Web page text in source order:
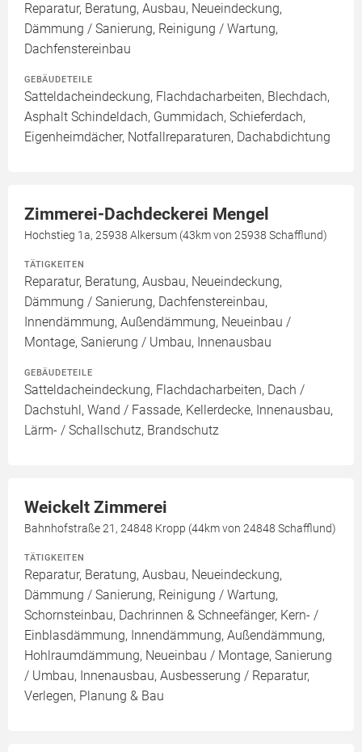
Reparatur, Beratung, Ausbau, Neueindeckung,
Dämmung / Sanierung, Reinigung / Wartung,
Dachfenstereinbau
GEBÄUDETEILE
Satteldacheindeckung, Flachdacharbeiten, Blechdach,
Asphalt Schindeldach, Gummidach, Schieferdach,
Eigenheimdächer, Notfallreparaturen, Dachabdichtung
Zimmerei-Dachdeckerei Mengel
Hochstieg 1a, 25938 Alkersum (43km von 25938 Schafflund)
TÄTIGKEITEN
Reparatur, Beratung, Ausbau, Neueindeckung,
Dämmung / Sanierung, Dachfenstereinbau,
Innendämmung, Außendämmung, Neueinbau /
Montage, Sanierung / Umbau, Innenausbau
GEBÄUDETEILE
Satteldacheindeckung, Flachdacharbeiten, Dach /
Dachstuhl, Wand / Fassade, Kellerdecke, Innenausbau,
Lärm- / Schallschutz, Brandschutz
Weickelt Zimmerei
Bahnhofstraße 21, 24848 Kropp (44km von 24848 Schafflund)
TÄTIGKEITEN
Reparatur, Beratung, Ausbau, Neueindeckung,
Dämmung / Sanierung, Reinigung / Wartung,
Schornsteinbau, Dachrinnen & Schneefänger, Kern- /
Einblasdämmung, Innendämmung, Außendämmung,
Hohlraumdämmung, Neueinbau / Montage, Sanierung
/ Umbau, Innenausbau, Ausbesserung / Reparatur,
Verlegen, Planung & Bau